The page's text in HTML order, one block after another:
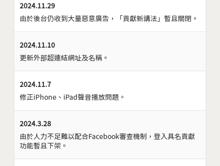
2024.11.29
由於後台仍收到大量惡意廣告，「貢獻新講法」暫且關閉。
2024.11.10
更新外部超連結網址及名稱。
2024.11.7
修正iPhone、iPad聲音播放問題。
2024.3.28
由於人力不足難以配合Facebook審查機制，登入具名貢獻
功能暫且下架。